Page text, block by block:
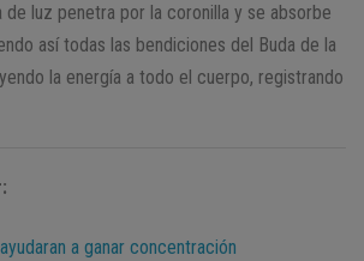
de luz penetra por la coronilla y se absorbe
así todas las bendiciones del Buda de la
la energía a todo el cuerpo, registrando
a ganar concentración